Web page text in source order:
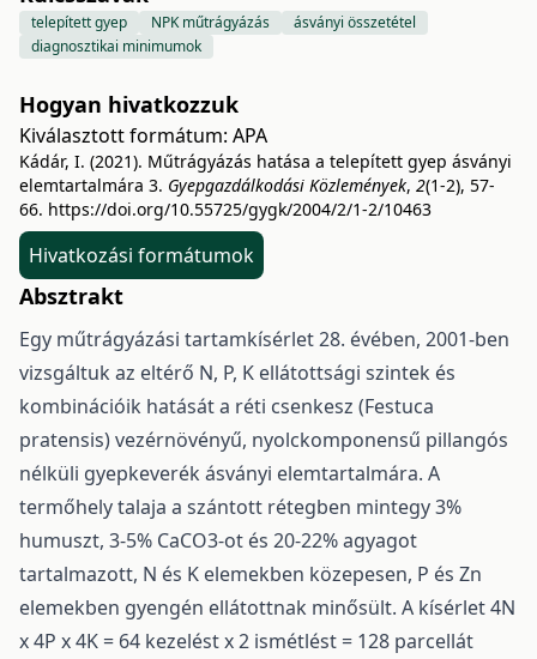
telepített gyep NPK műtrágyázás
ásványi összetétel
diagnosztikai minimumok
Hogyan hivatkozzuk
Kiválasztott formátum: APA
Kádár, I. (2021). Műtrágyázás hatása a telepített gyep ásványi
elemtartalmára 3. Gyepgazdálkodási Közlemények, 2(1-2), 57-
66. https://doi.org/10.55725/gygk/2004/2/1-2/10463
Hivatkozási formátumok
Absztrakt
Egy műtrágyázási tartamkísérlet 28. évében, 2001-ben
vizsgáltuk az eltérő N, P, K ellátottsági szintek és
kombinációik hatását a réti csenkesz (Festuca
pratensis) vezérnövényű, nyolckomponensű pillangós
nélküli gyepkeverék ásványi elemtartalmára. A
termőhely talaja a szántott rétegben mintegy 3%
humuszt, 3-5% CaCO3-ot és 20-22% agyagot
tartalmazott, N és K elemekben közepesen, P és Zn
elemekben gyengén ellátottnak minősült. A kísérlet 4N
x 4P x 4K = 64 kezelést x 2 ismétlést = 128 parcellát